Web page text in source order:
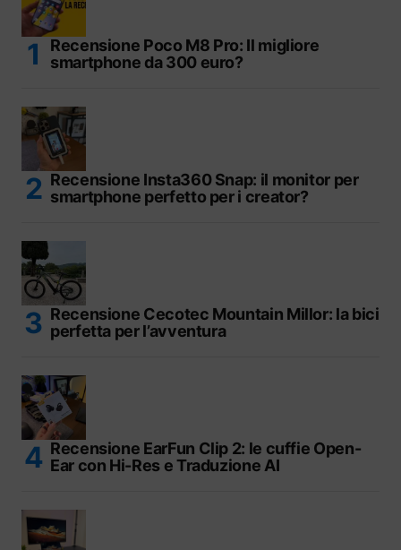
Recensione Poco M8 Pro: Il migliore
smartphone da 300 euro?
Recensione Insta360 Snap: il monitor per
smartphone perfetto per i creator?
Recensione Cecotec Mountain Millor: la bici
perfetta per l’avventura
Recensione EarFun Clip 2: le cuffie Open-
Ear con Hi-Res e Traduzione AI